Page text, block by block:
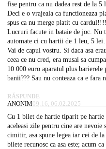
fise pentru ca nu dadea rest de la 5
Deci e o vrajeala ca functioneaza
spus ca nu merge platit cu
Lucruri facute in bataie de joc. Nu
automate ci cu hartii de 1 leu, 5
Vai de capul vostru. Si daca asa
ceea ce nu cred, era musai sa
10 000 euro aparatul plus
banii??? Sau nu conteaza ca e fara
RĂSPUNDE
ANONIM09:16, 06.02.2025
Cu 1 bilet de hartie tiparit pe
aceleasi zile pentru cine are
cimitir, asa spune legea iar cei de
bilete recunosc ca asa este; acum